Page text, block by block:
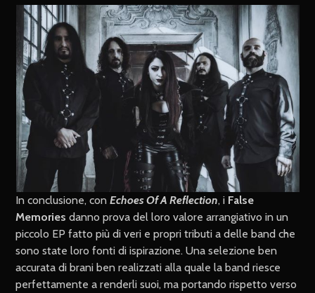
In conclusione, conEchoes Of A Reflection, i False
Memories danno prova del loro valore arrangiativo in un
piccolo EP fatto più di veri e propri tributi a delle band che
sono state loro fonti di ispirazione. Una selezione ben
accurata di brani ben realizzati alla quale la band riesce
perfettamente a renderli suoi, ma portando rispetto verso